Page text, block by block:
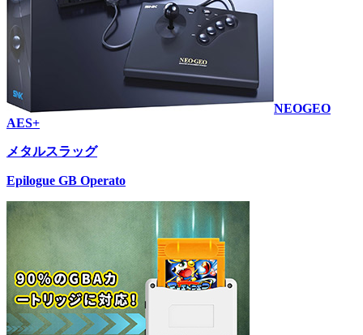
NEOGEO
AES+
メタルスラッグ
Epilogue GB Operato